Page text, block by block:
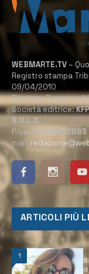
WEBMARTE.TV –
Registro stampa
09/04/2010
Direttore
Società editrice:
S.R.L.S.
P.Iva: 02184950893
mail:
ARTICOLI PIÙ
1